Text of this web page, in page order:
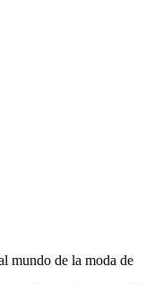
mundo de la moda de